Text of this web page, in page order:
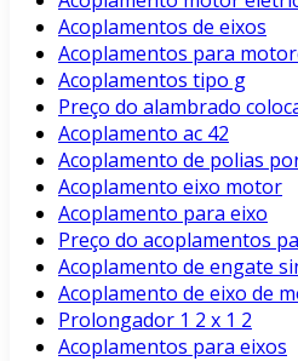
Acoplamentos de eixos
Acoplamentos para
Acoplamentos tipo g
Preço do alambrado
Acoplamento ac 42
Acoplamento de polias
Acoplamento eixo motor
Acoplamento para eixo
Preço do acoplamentos
Acoplamento de engate
Acoplamento de eixo de
Prolongador 1 2 x 1 2
Acoplamentos para eixos